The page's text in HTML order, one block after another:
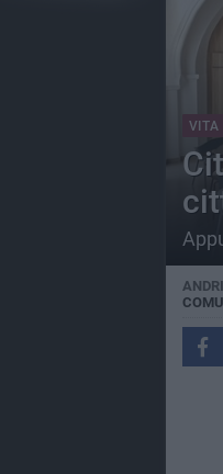
VITA